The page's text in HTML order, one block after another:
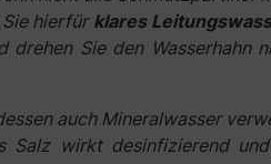
hierfür klares
drehen Sie den Wasserhahn
auch Mineralwasser
Salz wirkt desinfizierend